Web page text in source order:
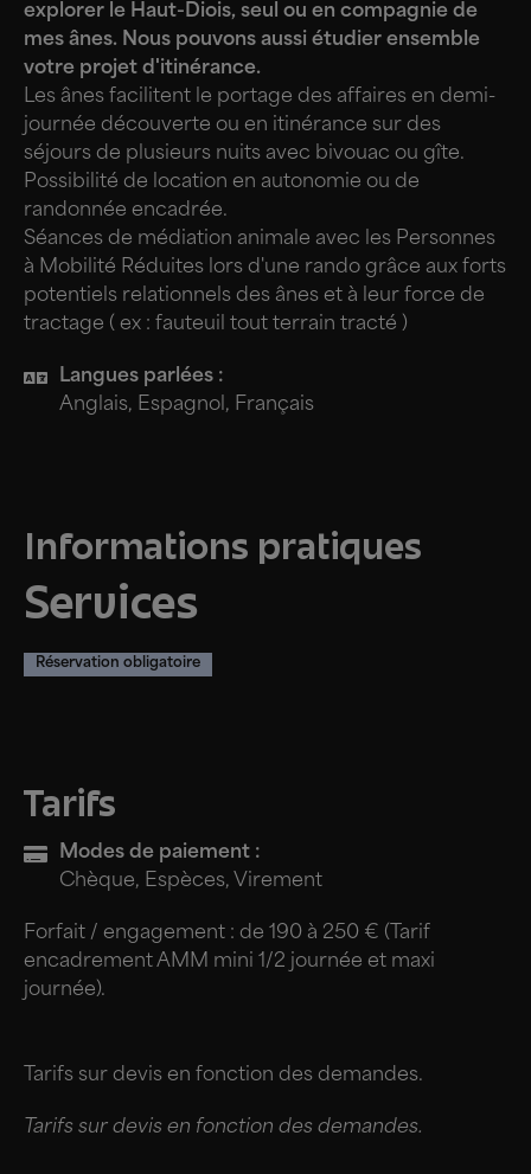
explorer le Haut-Diois, seul ou en compagnie de
mes ânes. Nous pouvons aussi étudier ensemble
votre projet d'itinérance.
Les ânes facilitent le portage des affaires en demi-
journée découverte ou en itinérance sur des
séjours de plusieurs nuits avec bivouac ou gîte.
Possibilité de location en autonomie ou de
randonnée encadrée.
Séances de médiation animale avec les Personnes
à Mobilité Réduites lors d'une rando grâce aux forts
potentiels relationnels des ânes et à leur force de
tractage ( ex : fauteuil tout terrain tracté )
Langues parlées :
Anglais, Espagnol, Français
Informations pratiques
Services
Réservation obligatoire
Tarifs
Modes de paiement :
Chèque, Espèces, Virement
Forfait / engagement : de 190 à 250 € (Tarif
encadrement AMM mini 1/2 journée et maxi
journée).
Tarifs sur devis en fonction des demandes.
Tarifs sur devis en fonction des demandes.